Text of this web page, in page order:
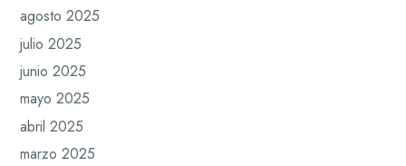
agosto 2025
julio 2025
junio 2025
mayo 2025
abril 2025
marzo 2025